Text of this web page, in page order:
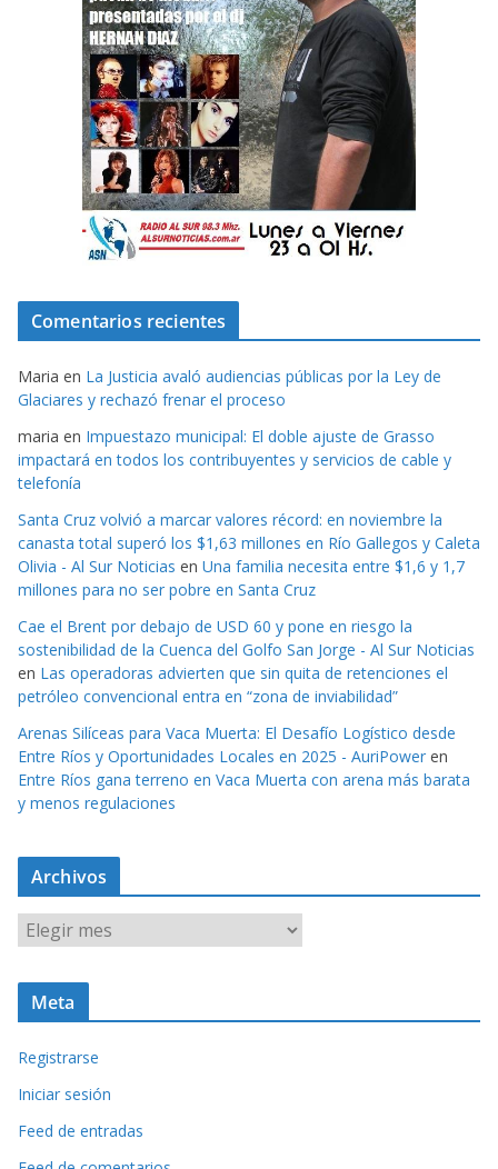
Comentarios recientes
Maria en La Justicia avaló audiencias públicas por la Ley de
Glaciares y rechazó frenar el proceso
maria en Impuestazo municipal: El doble ajuste de Grasso
impactará en todos los contribuyentes y servicios de cable y
telefonía
Santa Cruz volvió a marcar valores récord: en noviembre la
canasta total superó los $1,63 millones en Río Gallegos y Caleta
Olivia - Al Sur Noticias en Una familia necesita entre $1,6 y 1,7
millones para no ser pobre en Santa Cruz
Cae el Brent por debajo de USD 60 y pone en riesgo la
sostenibilidad de la Cuenca del Golfo San Jorge - Al Sur Noticias
en Las operadoras advierten que sin quita de retenciones el
petróleo convencional entra en “zona de inviabilidad”
Arenas Silíceas para Vaca Muerta: El Desafío Logístico desde
Entre Ríos y Oportunidades Locales en 2025 - AuriPower en
Entre Ríos gana terreno en Vaca Muerta con arena más barata
y menos regulaciones
Archivos
r
c
v
o
Meta
Registrarse
Iniciar sesión
Feed de entradas